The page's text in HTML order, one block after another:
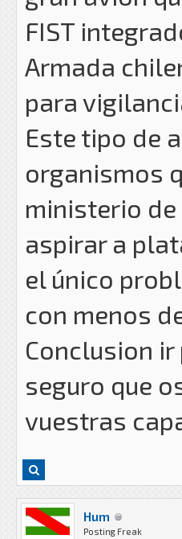
FIST
Armada
para
Este tipo de
organismos
ministerio
aspirar a
el único
con menos
Conclusion
seguro que
vuestras
Hum
Posting Freak